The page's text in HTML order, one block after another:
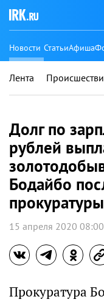
Новости СтатьиАфиша
Лента
Долг по
рублей
Бодайбо
прокуратуры
15 апреля 2020 08:00
Прокуратура